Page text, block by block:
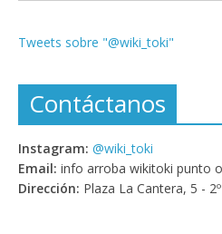
Tweets sobre "@wiki_toki"
Contáctanos
Instagram: @wiki_toki
Email: info arroba wikitoki punto
Dirección: Plaza La Cantera, 5 -